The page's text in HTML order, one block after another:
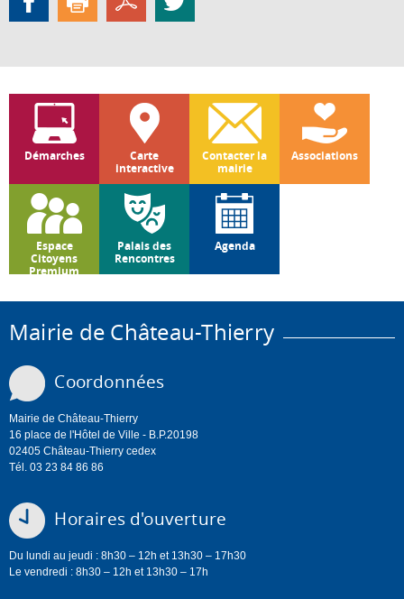
Démarches
Carte
interactive
Contacter la
mairie
Associations
Espace
Citoyens
Premium
Palais des
Rencontres
Agenda
Mairie de Château-Thierry
Coordonnées
Mairie de Château-Thierry
16 place de l'Hôtel de Ville - B.P.20198
02405 Château-Thierry cedex
Tél. 03 23 84 86 86
Horaires d'ouverture
Du lundi au jeudi : 8h30 – 12h et 13h30 – 17h30
Le vendredi : 8h30 – 12h et 13h30 – 17h